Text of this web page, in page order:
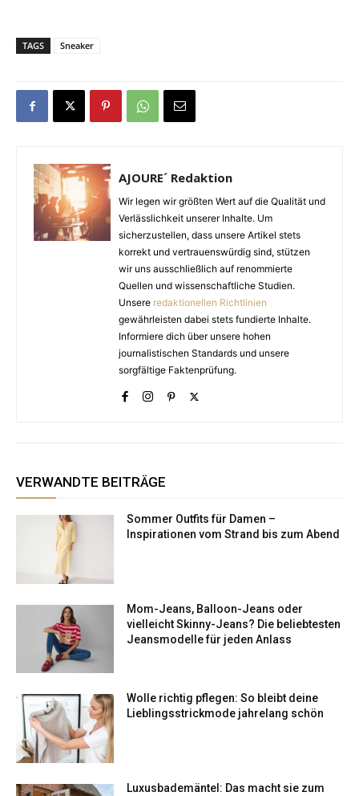
TAGS Sneaker
AJOURE´ Redaktion
Wir legen wir größten Wert auf die Qualität und
Verlässlichkeit unserer Inhalte. Um
sicherzustellen, dass unsere Artikel stets
korrekt und vertrauenswürdig sind, stützen
wir uns ausschließlich auf renommierte
Quellen und wissenschaftliche Studien.
Unsere redaktionellen Richtlinien
gewährleisten dabei stets fundierte Inhalte.
Informiere dich über unsere hohen
journalistischen Standards und unsere
sorgfältige Faktenprüfung.
VERWANDTE BEITRÄGE
Sommer Outfits für Damen –
Inspirationen vom Strand bis zum Abend
Mom-Jeans, Balloon-Jeans oder
vielleicht Skinny-Jeans? Die beliebtesten
Jeansmodelle für jeden Anlass
Wolle richtig pflegen: So bleibt deine
Lieblingsstrickmode jahrelang schön
Luxusbademäntel: Das macht sie zum